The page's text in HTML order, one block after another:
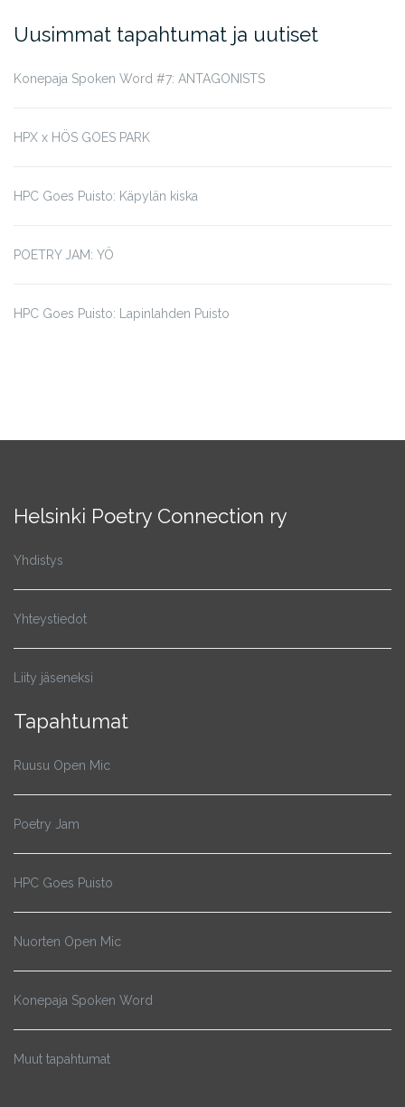
Uusimmat tapahtumat ja uutiset
Konepaja Spoken Word #7: ANTAGONISTS
HPX x HÖS GOES PARK
HPC Goes Puisto: Käpylän kiska
POETRY JAM: YÖ
HPC Goes Puisto: Lapinlahden Puisto
Helsinki Poetry Connection ry
Yhdistys
Yhteystiedot
Liity jäseneksi
Tapahtumat
Ruusu Open Mic
Poetry Jam
HPC Goes Puisto
Nuorten Open Mic
Konepaja Spoken Word
Muut tapahtumat